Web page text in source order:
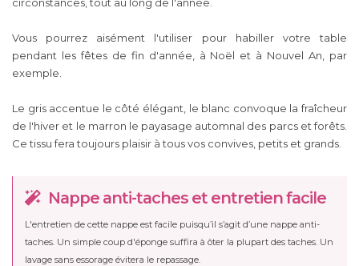
Vous pourrez aisément l'utiliser pour habiller votre table
pendant les fêtes de fin d'année, à Noël et à Nouvel An, par
exemple.
Le gris accentue le côté élégant, le blanc convoque la fraîcheur
de l'hiver et le marron le payasage automnal des parcs et forêts.
Ce tissu fera toujours plaisir à tous vos convives, petits et grands.
Nappe anti-taches et entretien facile
L'entretien de cette nappe est facile puisqu’il s’agit d’une nappe anti-
taches. Un simple coup d'éponge suffira à ôter la plupart des taches. Un
lavage sans essorage évitera le repassage.